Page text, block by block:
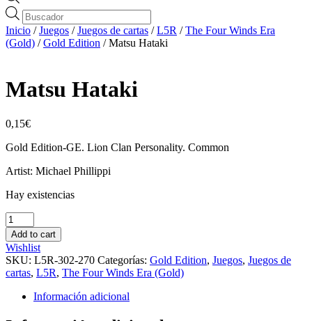
Búsqueda
de
productos
Inicio /Juegos /Juegos de cartas /L5R /The Four Winds Era
(Gold) /Gold Edition / Matsu Hataki
Matsu Hataki
0,15€
Gold Edition-GE. Lion Clan Personality. Common
Artist: Michael Phillippi
Hay existencias
Matsu
Hataki
cantidad
Add to cart
Wishlist
SKU: L5R-302-270 Categorías: Gold Edition, Juegos, Juegos de
cartas, L5R, The Four Winds Era (Gold)
Información adicional